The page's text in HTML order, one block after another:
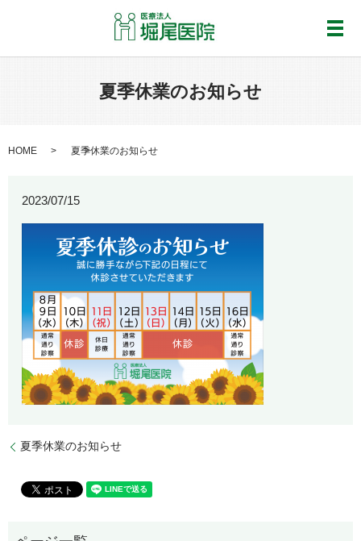
メ
夏季休業のお知らせ
HOME 夏季休業のお知らせ
2023/07/15
夏季休業のお知らせ